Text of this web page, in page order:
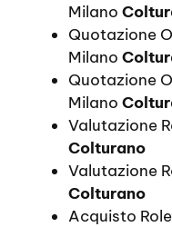
Milano
Quotazione
Milano
Quotazione
Milano
Valutazione
Colturano
Valutazione
Colturano
Acquisto